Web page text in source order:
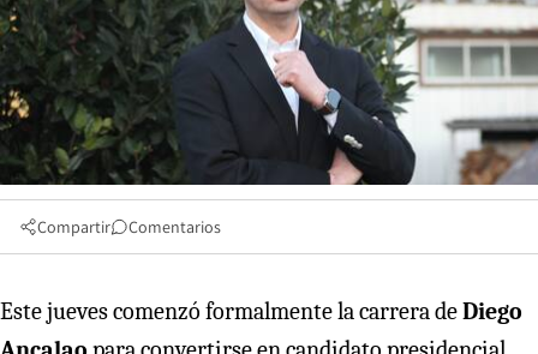
Compartir Comentarios
Este jueves comenzó formalmente la carrera deDiego